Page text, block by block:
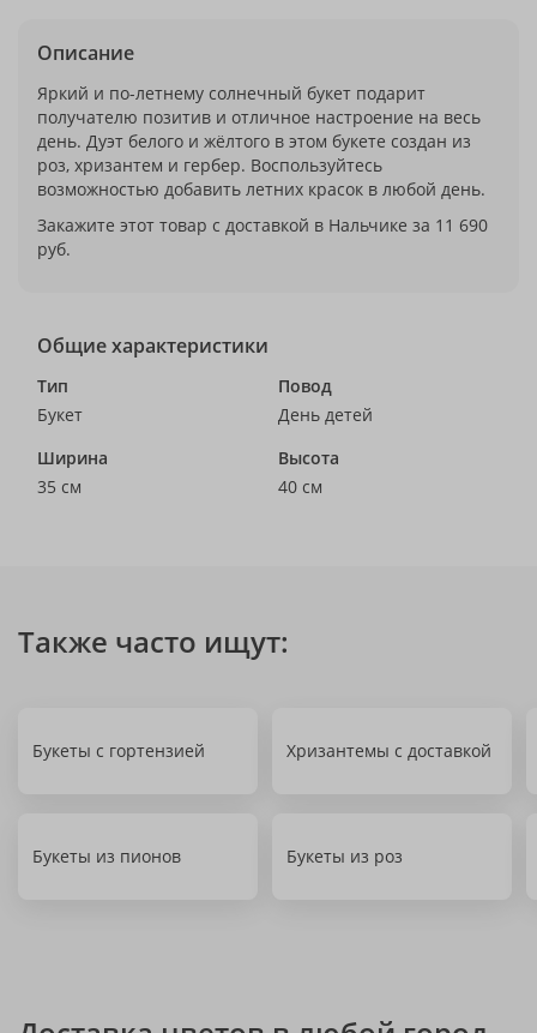
Описание
Яркий и по-летнему солнечный букет подарит
получателю позитив и отличное настроение на весь
день. Дуэт белого и жёлтого в этом букете создан из
роз, хризантем и гербер. Воспользуйтесь
возможностью добавить летних красок в любой день.
Закажите этот товар с доставкой в Нальчике за 11 690
руб.
Общие характеристики
Тип
Букет
Повод
День детей
Ширина
35 см
Высота
40 см
Также часто ищут:
Букеты с гортензией Хризантемы с доставкой
Букеты из пионов Букеты из роз